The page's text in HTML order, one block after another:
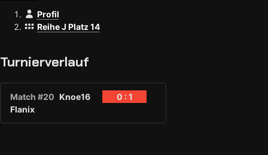
Profil
Reihe J Platz 14
Turnierverlauf
Match #20 Knoe16
0 : 1
Flanix